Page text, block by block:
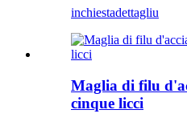
inchiestadettagliu
Maglia di filu
cinque licci